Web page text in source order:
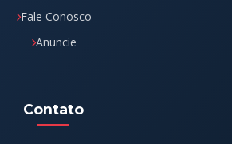
Fale Conosco
Anuncie
Contato